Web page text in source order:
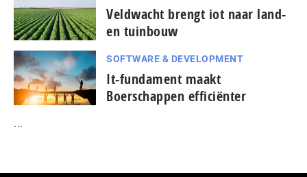
Veldwacht brengt iot naar land-
en tuinbouw
SOFTWARE & DEVELOPMENT
It-fundament maakt
Boerschappen efficiënter
...